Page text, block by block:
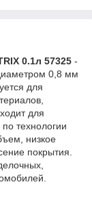
0.1л 57325 -
0,8 мм
для
для
технологии
низкое
покрытия.